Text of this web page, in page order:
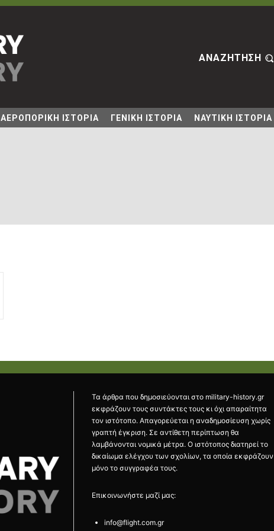
ΑΝΑΖΗΤΗΣΗ
ΑΕΡΟΠΟΡΙΚΗ ΙΣΤΟΡΙΑ ΓΕΝΙΚΗ ΙΣΤΟΡΙΑ ΝΑΥΤΙΚΗ ΙΣΤΟΡΙΑ
Τα άρθρα που δημοσιεύονται στο military-history.gr
εκφράζουν τους συντάκτες τους κι όχι απαραίτητα
τον ιστότοπο. Απαγορεύεται η αναδημοσίευση χωρίς
γραπτή έγκριση. Σε αντίθετη περίπτωση θα
λαμβάνονται νομικά μέτρα. Ο ιστότοπος διατηρεί το
δικαίωμα ελέγχου των σχολίων, τα οποία εκφράζουν
μόνο το συγγραφέα τους.
Επικοινωνήστε μαζί μας:
info@flight.com.gr